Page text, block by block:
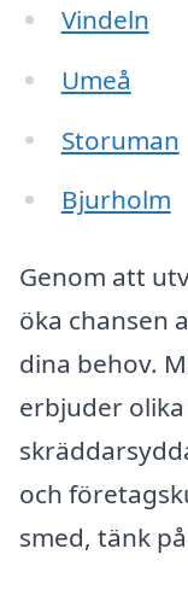
Vindeln
Umeå
Storuman
Bjurholm
Genom att
öka chansen
dina behov.
erbjuder
och
smed, tänk